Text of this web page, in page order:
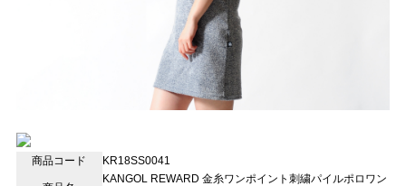
商品コード KR18SS0041
KANGOL REWARD 金糸ワンポイント刺繍パイルポロワン